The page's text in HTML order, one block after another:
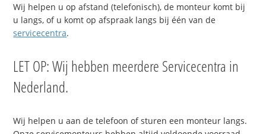
Wij helpen u op afstand (telefonisch), de monteur komt bij
u langs, of u komt op afspraak langs bij één van de
servicecentra.
LET OP: Wij hebben meerdere Servicecentra in
Nederland.
Wij helpen u aan de telefoon of sturen een monteur langs.